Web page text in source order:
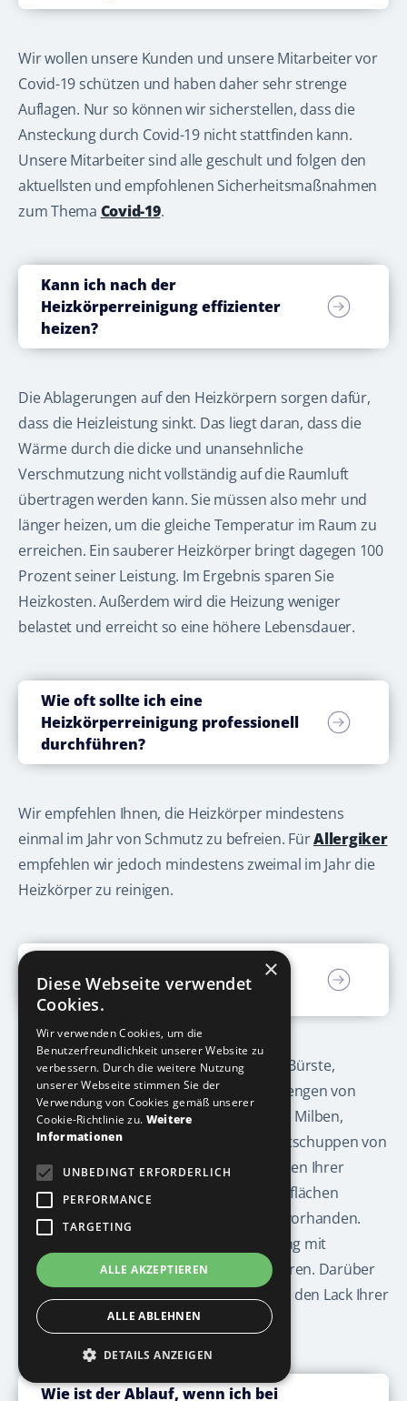
Wir wollen unsere Kunden und unsere Mitarbeiter vor
Covid-19 schützen und haben daher sehr strenge
Auflagen. Nur so können wir sicherstellen, dass die
Ansteckung durch Covid-19 nicht stattfinden kann.
Unsere Mitarbeiter sind alle geschult und folgen den
aktuellsten und empfohlenen Sicherheitsmaßnahmen
zum Thema Covid-19.
Kann ich nach der
Heizkörperreinigung effizienter
heizen?
Die Ablagerungen auf den Heizkörpern sorgen dafür,
dass die Heizleistung sinkt. Das liegt daran, dass die
Wärme durch die dicke und unansehnliche
Verschmutzung nicht vollständig auf die Raumluft
übertragen werden kann. Sie müssen also mehr und
länger heizen, um die gleiche Temperatur im Raum zu
erreichen. Ein sauberer Heizkörper bringt dagegen 100
Prozent seiner Leistung. Im Ergebnis sparen Sie
Heizkosten. Außerdem wird die Heizung weniger
belastet und erreicht so eine höhere Lebensdauer.
Wie oft sollte ich eine
Heizkörperreinigung professionell
durchführen?
Wir empfehlen Ihnen, die Heizkörper mindestens
einmal im Jahr von Schmutz zu befreien. FürAllergiker
empfehlen wir jedoch mindestens zweimal im Jahr die
Heizkörper zu reinigen.
lassen und nicht selbst machen?
Selbst bei einer normalen Reinigung mit Bürste,
Schwamm und Reiniger bleiben kleine Mengen von
Kleinstpartikel wie beispielsweise Kot von Milben,
Pollen, Textilfasern, Pilzsporen oder Hautschuppen von
Mensch und Tier weiterhin an den Lamellen Ihrer
Heizung haften. Selbst wenn Sie die Oberflächen
regelmäßig putzen, bleiben Rückstände vorhanden.
Hier hilft nur eine professionelle Reinigung mit
unserem patentiertem Reinigungsverfahren. Darüber
hinaus, ist unser Verfahren schonend für den Lack Ihrer
Heizungen.
Wie ist der Ablauf, wenn ich bei
×
Diese Webseite verwendet
Cookies.
Wir verwenden Cookies, um die
Benutzerfreundlichkeit unserer Website zu
verbessern. Durch die weitere Nutzung
unserer Webseite stimmen Sie der
Verwendung von Cookies gemäß unserer
Cookie-Richtlinie zu. Weitere
Informationen
UNBEDINGT ERFORDERLICH
PERFORMANCE
TARGETING
ALLE AKZEPTIEREN
ALLE ABLEHNEN
DETAILS ANZEIGEN